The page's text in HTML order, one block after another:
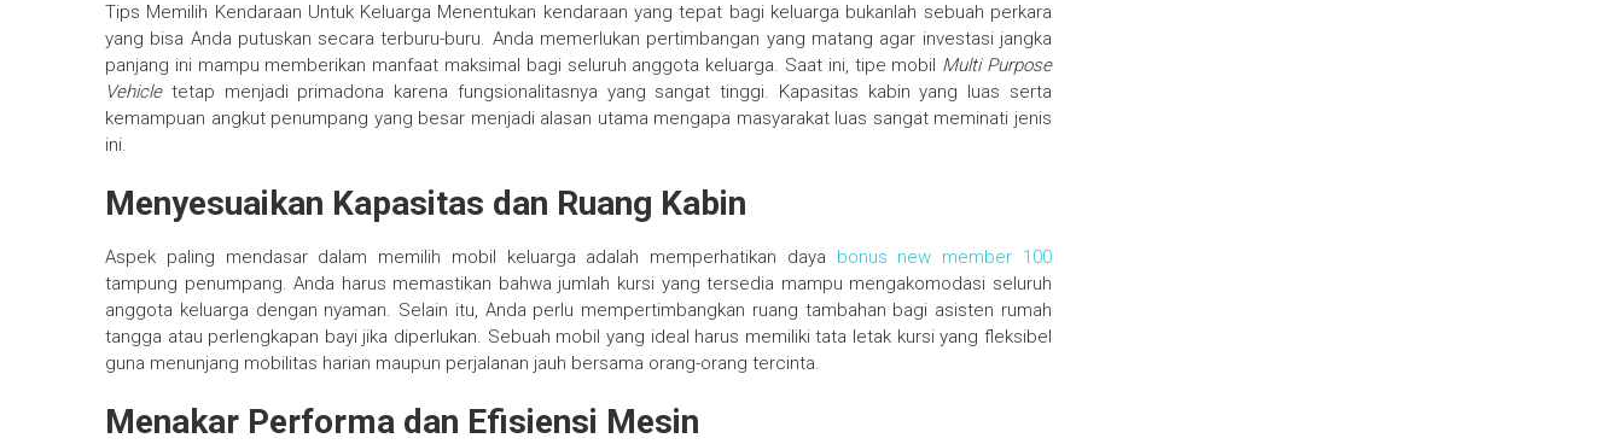
Tips Memilih Kendaraan Untuk Keluarga Menentukan kendaraan yang tepat bagi keluarga bukanlah sebuah perkara
yang bisa Anda putuskan secara terburu-buru. Anda memerlukan pertimbangan yang matang agar investasi jangka
panjang ini mampu memberikan manfaat maksimal bagi seluruh anggota keluarga. Saat ini, tipe mobil Multi Purpose
Vehicletetap menjadi primadona karena fungsionalitasnya yang sangat tinggi. Kapasitas kabin yang luas serta
kemampuan angkut penumpang yang besar menjadi alasan utama mengapa masyarakat luas sangat meminati jenis
ini.
Menyesuaikan Kapasitas dan Ruang Kabin
Aspek paling mendasar dalam memilih mobil keluarga adalah memperhatikan daya bonus new member 100
tampung penumpang. Anda harus memastikan bahwa jumlah kursi yang tersedia mampu mengakomodasi seluruh
anggota keluarga dengan nyaman. Selain itu, Anda perlu mempertimbangkan ruang tambahan bagi asisten rumah
tangga atau perlengkapan bayi jika diperlukan. Sebuah mobil yang ideal harus memiliki tata letak kursi yang fleksibel
guna menunjang mobilitas harian maupun perjalanan jauh bersama orang-orang tercinta.
Menakar Performa dan Efisiensi Mesin